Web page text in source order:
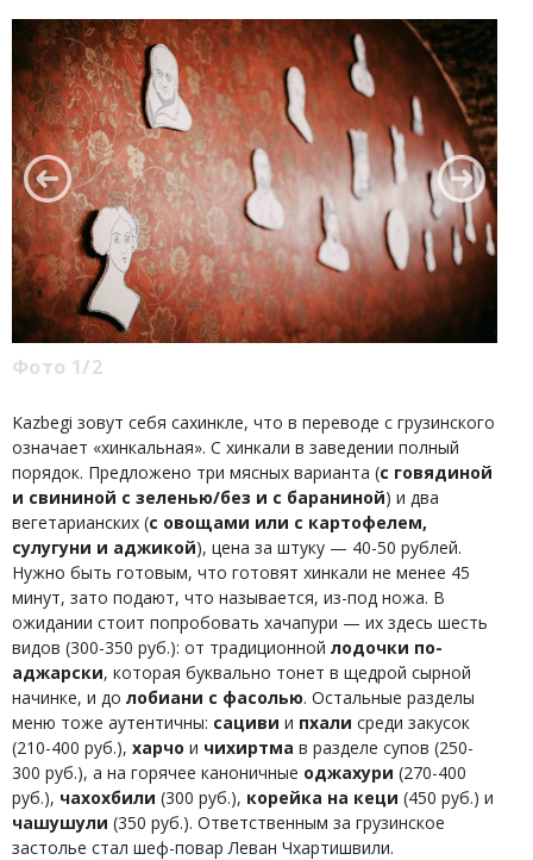
Фото 1/2
Kazbegi зовут себя сахинкле, что в переводе с грузинского
означает «хинкальная». С хинкали в заведении полный
порядок. Предложено три мясных варианта (с говядиной
и свининой с зеленью/без и с бараниной) и два
вегетарианских (с овощами или с картофелем,
сулугуни и аджикой), цена за штуку — 40-50 рублей.
Нужно быть готовым, что готовят хинкали не менее 45
минут, зато подают, что называется, из-под ножа. В
ожидании стоит попробовать хачапури — их здесь шесть
видов (300-350 руб.): от традиционной лодочки по-
аджарски, которая буквально тонет в щедрой сырной
начинке, и до лобиани с фасолью. Остальные разделы
меню тоже аутентичны: сациви и пхали среди закусок
(210-400 руб.), харчо и чихиртма в разделе супов (250-
300 руб.), а на горячее каноничные оджахури (270-400
руб.), чахохбили (300 руб.), корейка на кеци (450 руб.) и
чашушули (350 руб.). Ответственным за грузинское
застолье стал шеф-повар Леван Чхартишвили.